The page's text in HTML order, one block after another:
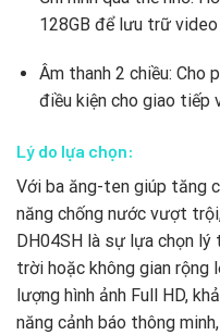
128GB để lưu trữ video
Âm thanh 2 chiều: Cho
điều kiện cho giao tiếp
Lý do lựa chọn:
Với ba ăng-ten giúp tăng
năng chống nước vượt
DH04SH là sự lựa chọn
trời hoặc không gian rộng
lượng hình ảnh Full HD,
năng cảnh báo thông